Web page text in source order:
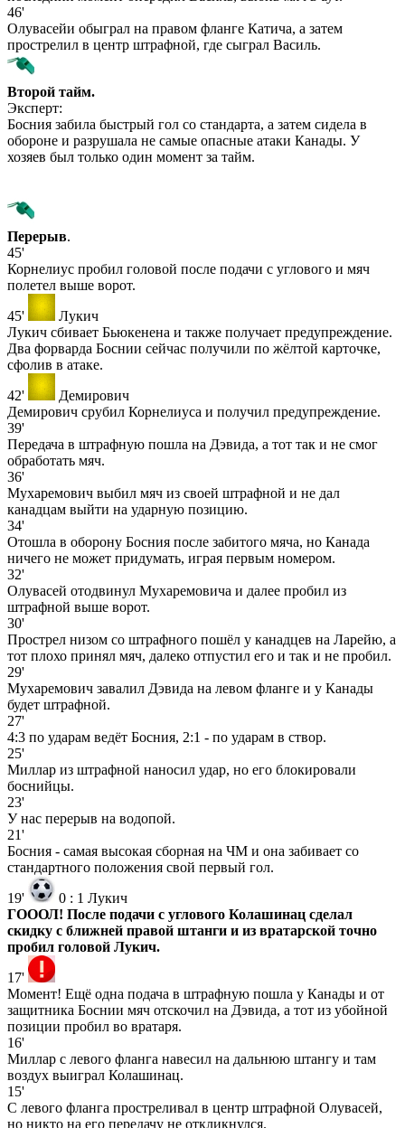
46'
Олувасейи обыграл на правом фланге Катича, а затем
прострелил в центр штрафной, где сыграл Василь.
Второй тайм.
Эксперт:
Босния забила быстрый гол со стандарта, а затем сидела в
обороне и разрушала не самые опасные атаки Канады. У
хозяев был только один момент за тайм.
Перерыв.
45'
Корнелиус пробил головой после подачи с углового и мяч
полетел выше ворот.
45'
Лукич
Лукич сбивает Бьюкенена и также получает предупреждение.
Два форварда Боснии сейчас получили по жёлтой карточке,
сфолив в атаке.
42'
Демирович
Демирович срубил Корнелиуса и получил предупреждение.
39'
Передача в штрафную пошла на Дэвида, а тот так и не смог
обработать мяч.
36'
Мухаремович выбил мяч из своей штрафной и не дал
канадцам выйти на ударную позицию.
34'
Отошла в оборону Босния после забитого мяча, но Канада
ничего не может придумать, играя первым номером.
32'
Олувасей отодвинул Мухаремовича и далее пробил из
штрафной выше ворот.
30'
Прострел низом со штрафного пошёл у канадцев на Ларейю, а
тот плохо принял мяч, далеко отпустил его и так и не пробил.
29'
Мухаремович завалил Дэвида на левом фланге и у Канады
будет штрафной.
27'
4:3 по ударам ведёт Босния, 2:1 - по ударам в створ.
25'
Миллар из штрафной наносил удар, но его блокировали
боснийцы.
23'
У нас перерыв на водопой.
21'
Босния - самая высокая сборная на ЧМ и она забивает со
стандартного положения свой первый гол.
19'
0 : 1 Лукич
ГОООЛ! После подачи с углового Колашинац сделал
скидку с ближней правой штанги и из вратарской точно
пробил головой Лукич.
17'
Момент! Ещё одна подача в штрафную пошла у Канады и от
защитника Боснии мяч отскочил на Дэвида, а тот из убойной
позиции пробил во вратаря.
16'
Миллар с левого фланга навесил на дальнюю штангу и там
воздух выиграл Колашинац.
15'
С левого фланга простреливал в центр штрафной Олувасей,
но никто на его передачу не откликнулся.